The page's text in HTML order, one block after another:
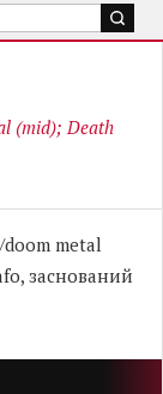
(mid); Death
metal
заснований